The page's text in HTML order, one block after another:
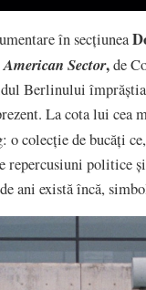
în secțiunea
American Sector,de
Berlinului
La cota lui cea
colecție de bucăți
politice
ani există încă,